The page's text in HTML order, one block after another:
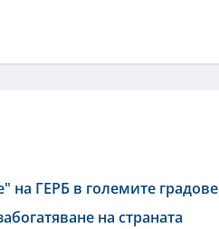
ГЕРБ в големите градове
на страната